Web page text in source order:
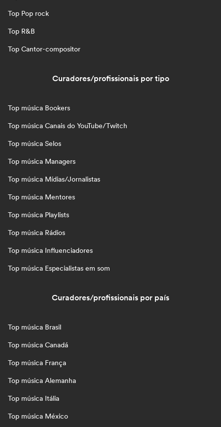
Top Pop rock
Top R&B
Top Cantor-compositor
Curadores/profissionais por tipo
Top música Bookers
Top música Canais do YouTube/Twitch
Top música Selos
Top música Managers
Top música Mídias/Jornalistas
Top música Mentores
Top música Playlists
Top música Rádios
Top música Influenciadores
Top música Especialistas em som
Curadores/profissionais por país
Top música Brasil
Top música Canadá
Top música França
Top música Alemanha
Top música Itália
Top música México